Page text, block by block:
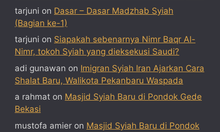
tarjuni on Dasar – Dasar Madzhab Syiah
(Bagian ke-1)
tarjuni on Siapakah sebenarnya Nimr Baqr Al-
Nimr, tokoh Syiah yang dieksekusi Saudi?
adi gunawan on Imigran Syiah Iran Ajarkan Cara
Shalat Baru, Walikota Pekanbaru Waspada
a rahmat on Masjid Syiah Baru di Pondok Gede
Bekasi
mustofa amier on Masjid Syiah Baru di Pondok